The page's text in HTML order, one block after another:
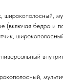
широкополосный,
(включая бедро и